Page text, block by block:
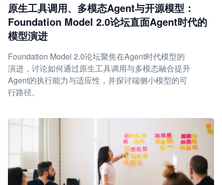
原生工具调用、多模态Agent与开源模型：
Foundation Model 2.0论坛直面Agent时代的
模型演进
Foundation Model 2.0论坛聚焦在Agent时代模型的
演进，讨论如何通过原生工具调用与多模态融合提升
Agent的执行能力与适应性，并探讨端侧小模型的可
行路径。